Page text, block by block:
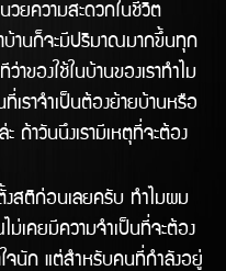
นวยความสะดวกในชีวิต
าบ้านก็จะมีปริมาณมากขึ้นทุก
ของใช้ในบ้านของเราทำไม
ราจำเป็นต้องย้ายบ้านหรือ
ะ ถ้าวันนึงเรามีเหตุที่จะต้อง
อนเลยครับ ทำไมผม
เคยมีความจำเป็นที่จะต้อง
จนัก แต่สำหรับคนที่กำลังอยู่